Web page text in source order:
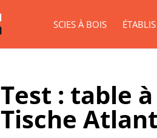
SCIES À BOIS ÉTABLIS
Test : table
Tische